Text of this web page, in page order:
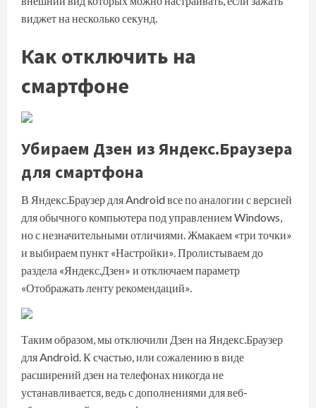
виджет на несколько секунд.
Как отключить на
смартфоне
Убираем Дзен из Яндекс.Браузера
для смартфона
В Яндекс.Браузер для Android все по аналогии с версией
для обычного компьютера под управлением Windows,
но с незначительными отличиями. Жмакаем «три точки»
и выбираем пункт «Настройки». Пролистываем до
раздела «Яндекс.Дзен» и отключаем параметр
«Отображать ленту рекомендаций».
Таким образом, мы отключили Дзен на Яндекс.Браузер
для Android. К счастью, или сожалению в виде
расширений дзен на телефонах никогда не
устанавливается, ведь с дополнениями для веб-